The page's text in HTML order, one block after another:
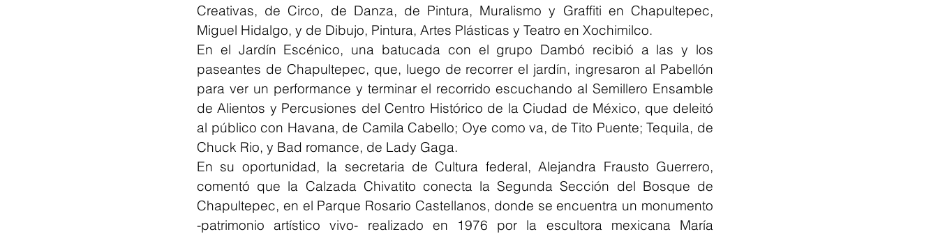
Creativas, de Circo, de Danza, de Pintura, Muralismo y Graffiti en Chapultepec,
Miguel Hidalgo, y de Dibujo, Pintura, Artes Plásticas y Teatro en Xochimilco.
En el Jardín Escénico, una batucada con el grupo Dambó recibió a las y los
paseantes de Chapultepec, que, luego de recorrer el jardín, ingresaron al Pabellón
para ver un performance y terminar el recorrido escuchando al Semillero Ensamble
de Alientos y Percusiones del Centro Histórico de la Ciudad de México, que deleitó
al público con Havana, de Camila Cabello; Oye como va, de Tito Puente; Tequila, de
Chuck Rio, y Bad romance, de Lady Gaga.
En su oportunidad, la secretaria de Cultura federal, Alejandra Frausto Guerrero,
comentó que la Calzada Chivatito conecta la Segunda Sección del Bosque de
Chapultepec, en el Parque Rosario Castellanos, donde se encuentra un monumento
-patrimonio artístico vivo- realizado en 1976 por la escultora mexicana María